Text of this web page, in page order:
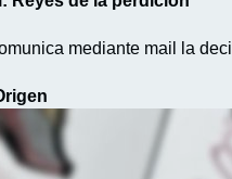
mediante mail la